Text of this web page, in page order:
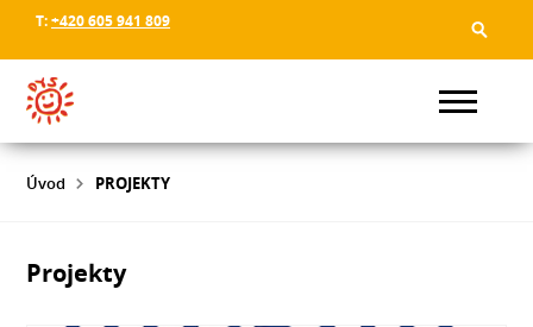
T:+420 605 941 809
Úvod PROJEKTY
Projekty